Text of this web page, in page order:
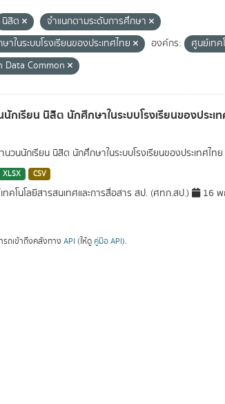
นิสิต
จำแนกตามระดับการศึกษา
าในระบบโรงเรียนของประเทศไทย
องค์กร: ศูนย์เทค
Data Common
กเรียน นิสิต นักศึกษาในระบบโรงเรียนของประเ
นวนนักเรียน นิสิต นักศึกษาในระบบโรงเรียนของประเทศไ
XLSX CSV
คโนโลยีสารสนเทศและการสื่อสาร สป. (ศทก.สป.) 16 พ
ถเข้าถึงคลังทาง API (ให้ดู คู่มือ API).